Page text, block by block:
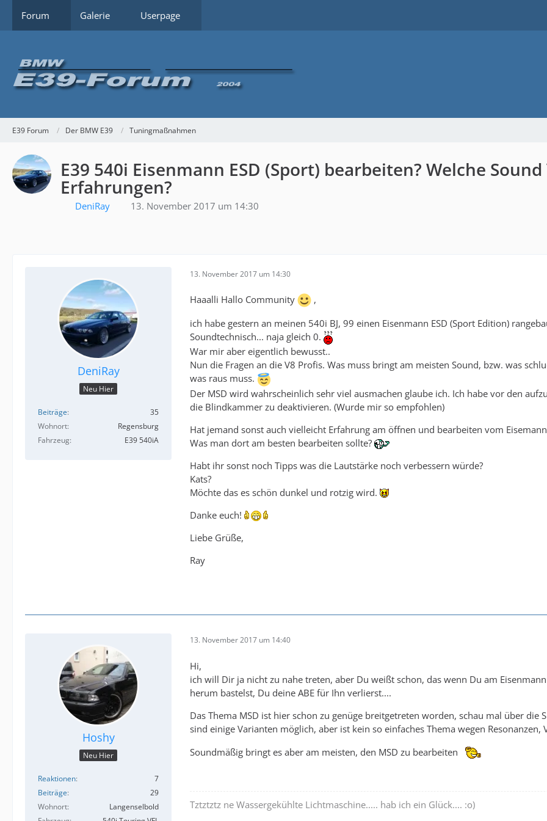
Forum Galerie Userpage
E39 Forum Der BMW E39 Tuningmaßnahmen
E39 540i Eisenmann ESD (Sport) bearbeiten? Welche
Erfahrungen?
DeniRay 13. November 2017 um 14:30
DeniRay
Neu Hier
Beiträge
35
Wohnort
Regensburg
Fahrzeug
E39 540iA
13. November 2017 um 14:30
Haaalli Hallo Community
,
ich habe gestern an meinen 540i BJ, 99 einen Eisenmann ESD (Sport Edition)
Soundtechnisch... naja gleich 0.
War mir aber eigentlich bewusst..
Nun die Fragen an die V8 Profis. Was muss bringt am meisten Sound, bzw. was
was raus muss.
Der MSD wird wahrscheinlich sehr viel ausmachen glaube ich. Ich habe vor den
die Blindkammer zu deaktivieren. (Wurde mir so empfohlen)
Hat jemand sonst auch vielleicht Erfahrung am öffnen und bearbeiten vom Eisemann
Was man dort am besten bearbeiten sollte?
Habt ihr sonst noch Tipps was die Lautstärke noch verbessern würde?
Kats?
Möchte das es schön dunkel und rotzig wird.
Danke euch!
Liebe Grüße,
Ray
Hoshy
Neu Hier
Reaktionen
7
Beiträge
29
Wohnort
Langenselbold
13. November 2017 um 14:40
Hi,
ich will Dir ja nicht zu nahe treten, aber Du weißt schon, das wenn Du am Eisenmann
herum bastelst, Du deine ABE für Ihn verlierst....
Das Thema MSD ist hier schon zu genüge breitgetreten worden, schau mal über die
sind einige Varianten möglich, aber ist kein so einfaches Thema wegen Resonanzen,
Soundmäßig bringt es aber am meisten, den MSD zu bearbeiten
Tztztztz ne Wassergekühlte Lichtmaschine..... hab ich ein Glück.... :o)